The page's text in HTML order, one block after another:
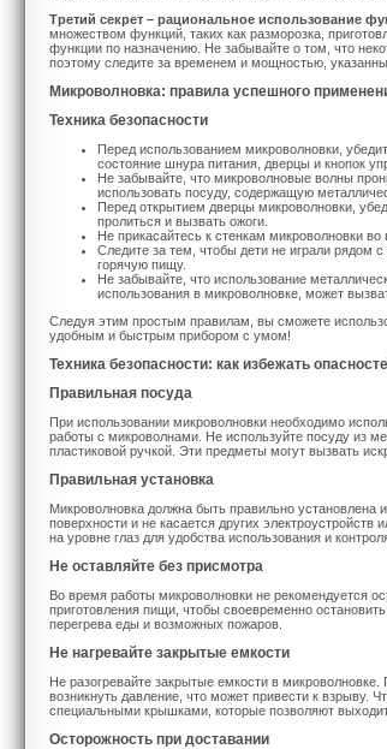
Третий секрет – рациональное использование
множеством функций, таких как разморозка,
функции по назначению. Не забывайте о том, что
поэтому следите за временем и мощностью,
Микроволновка: правила успешного
Техника безопасности
Перед использованием микроволновки,
состояние шнура питания, дверцы и кнопок
Не забывайте, что микроволновые волны
использовать посуду, содержащую
Перед открытием дверцы микроволновки,
пролиться и вызвать ожоги.
Не прикасайтесь к стенкам микроволновки
Следите за тем, чтобы дети не играли рядом
горячую пищу.
Не забывайте, что использование
использования в микроволновке, может
Следуя этим простым правилам, вы сможете
удобным и быстрым прибором с умом!
Техника безопасности: как избежать
Правильная посуда
При использовании микроволновки необходимо
работы с микроволнами. Не используйте посуду из
пластиковой ручкой. Эти предметы могут вызвать
Правильная установка
Микроволновка должна быть правильно установлена
поверхности и не касается других
на уровне глаз для удобства использования и
Не оставляйте без присмотра
Во время работы микроволновки не рекомендуется
приготовления пищи, чтобы своевременно
перегрева еды и возможных пожаров.
Не нагревайте закрытые емкости
Не разогревайте закрытые емкости в
возникнуть давление, что может привести к взрыву.
специальными крышками, которые позволяют
Осторожность при доставании